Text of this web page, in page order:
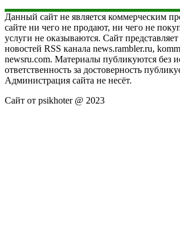
Данный сайт не является коммерческим
сайте ни чего не продают, ни чего не
услуги не оказываются. Сайт
новостей RSS канала news.rambler.ru,
newsru.com. Материалы публикуются без
ответственность за достоверность
Администрация сайта не несёт.
Сайт от psikhoter @ 2023